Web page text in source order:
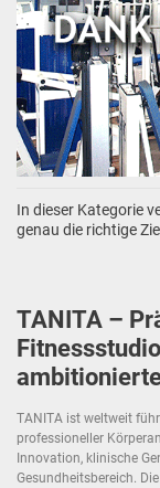
In dieser Kategorie
genau die richtige
TANITA –
TANITA ist weltweit
professioneller
Innovation, klinische
Gesundheitsbereich.